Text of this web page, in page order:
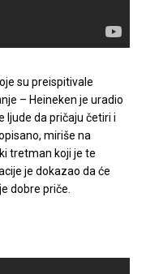
su preispitivale
– Heineken je uradio
ljude da pričaju četiri i
miriše na
tretman koji je te
je dokazao da će
dobre priče.